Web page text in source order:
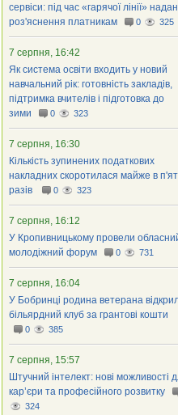
сервіси: під час «гарячої лінії»
роз'яснення платникам
0 325
7 серпня, 16:42
Як система освіти входить у новий
навчальний рік: готовність закладів,
підтримка вчителів і підготовка до
зими
0 323
7 серпня, 16:30
Кількість зупинених податкових
накладних скоротилася майже в
разів
0 323
7 серпня, 16:12
У Кропивницькому провели
молодіжний форум
0 731
7 серпня, 16:04
У Бобринці родина ветерана
більярдний клуб за грантові кошти
0 385
7 серпня, 15:57
Штучний інтелект: нові можливості
кар’єри та професійного розвитку
324